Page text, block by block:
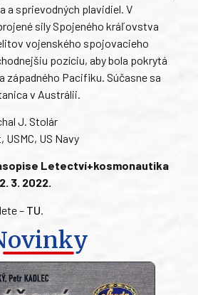
a sprievodných plavidiel. V
sily Spojeného kráľovstva
vojenského spojovacieho
pozíciu, aby bola pokrytá
západného Pacifiku. Súčasne sa
v Austrálii.
J. Stolár
US Navy
Letectví+kosmonautika
3. 2022.
– TU